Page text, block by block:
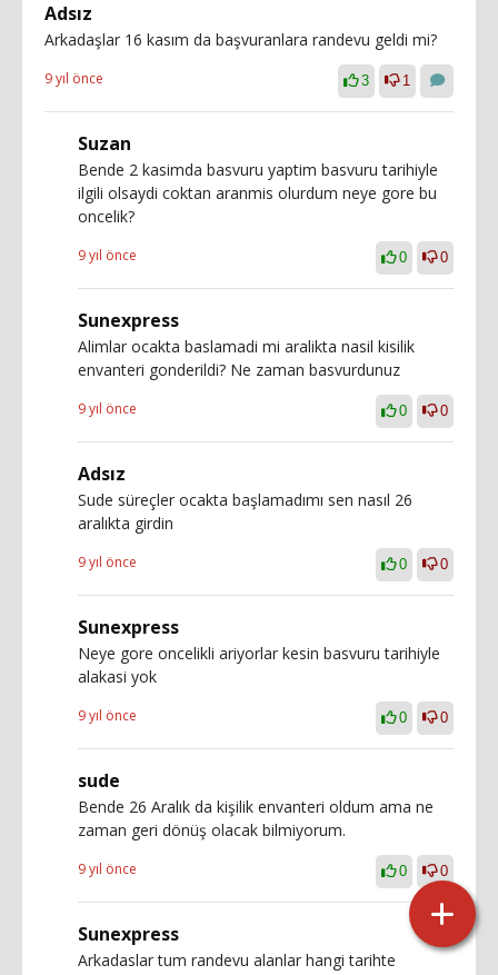
Adsız
Arkadaşlar 16 kasım da başvuranlara randevu geldi mi?
9 yıl önce 3 1
Suzan
Bende 2 kasimda basvuru yaptim basvuru tarihiyle
ilgili olsaydi coktan aranmis olurdum neye gore bu
oncelik?
9 yıl önce 0 0
Sunexpress
Alimlar ocakta baslamadi mi aralikta nasil kisilik
envanteri gonderildi? Ne zaman basvurdunuz
9 yıl önce 0 0
Adsız
Sude süreçler ocakta başlamadımı sen nasıl 26
aralıkta girdin
9 yıl önce 0 0
Sunexpress
Neye gore oncelikli ariyorlar kesin basvuru tarihiyle
alakasi yok
9 yıl önce 0 0
sude
Bende 26 Aralık da kişilik envanteri oldum ama ne
zaman geri dönüş olacak bilmiyorum.
9 yıl önce 0 0
Sunexpress
Arkadaslar tum randevu alanlar hangi tarihte